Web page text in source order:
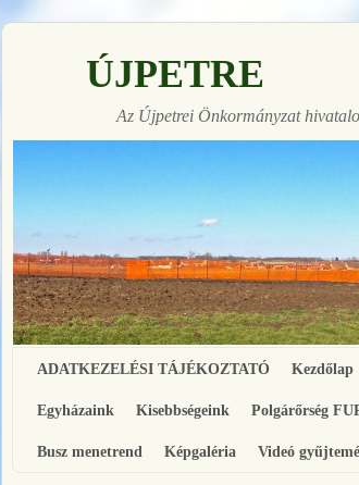
ÚJPETRE
Az Újpetrei Önkormányzat
ADATKEZELÉSI TÁJÉKOZTATÓ Kezdőlap
Egyházaink Kisebbségeink Polgárőrség
Busz menetrend Képgaléria Videó